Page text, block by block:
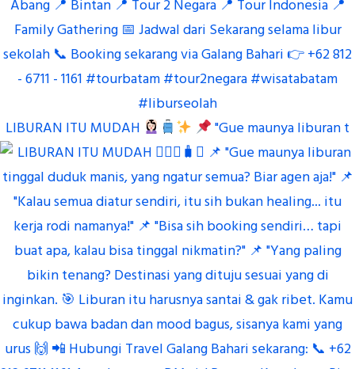
LIBURAN ITU MUDAH "Gue maunya liburan t